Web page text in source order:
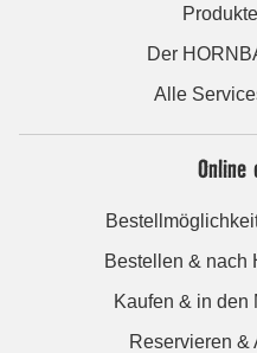
Der
Alle
Online
Bestellen & nach
Kaufen & in den
Reservieren &